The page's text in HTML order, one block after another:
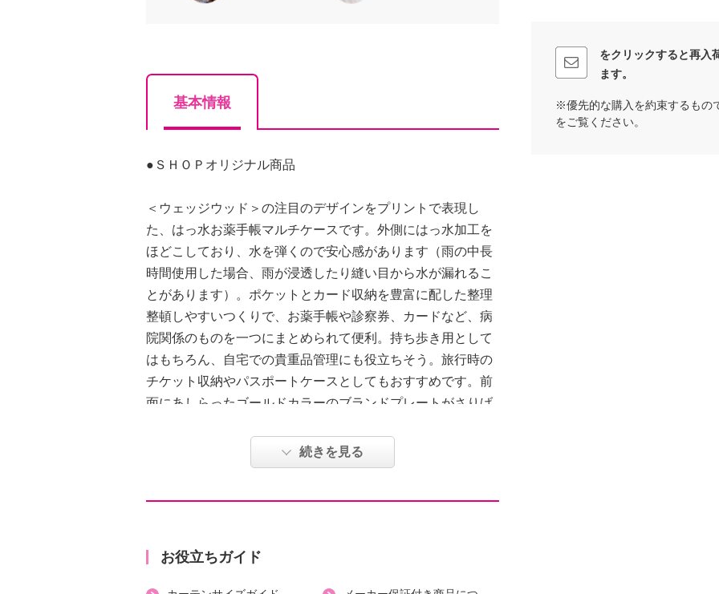
基本情報
●ＳＨＯＰオリジナル商品
＜ウェッジウッド＞の注目のデザインをプリントで表現し
た、はっ水お薬手帳マルチケースです。外側にはっ水加工を
ほどこしており、水を弾くので安心感があります（雨の中長
時間使用した場合、雨が浸透したり縫い目から水が漏れるこ
とがあります）。ポケットとカード収納を豊富に配した整理
整頓しやすいつくりで、お薬手帳や診察券、カードなど、病
院関係のものを一つにまとめられて便利。持ち歩き用として
はもちろん、自宅での貴重品管理にも役立ちそう。旅行時の
チケット収納やパスポートケースとしてもおすすめです。前
面にあしらったゴールドカラーのブランドプレートがさりげ
・ポケット（内側）：オープン５個、ファスナー付２個
続きを見る
お役立ちガイド
をクリックすると再入
ます。
※優先的な購入を約束するもの
をご覧ください。